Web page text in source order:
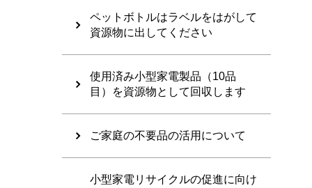
ペットボトルはラベルをはがして
資源物に出してください
使用済み小型家電製品（10品
目）を資源物として回収します
ご家庭の不要品の活用について
小型家電リサイクルの促進に向け